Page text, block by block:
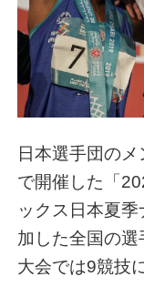
日本選手団の
で開催した「
ックス日本夏
加した全国の
大会では9競技